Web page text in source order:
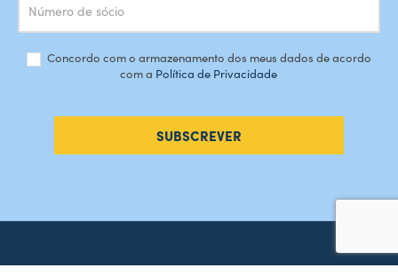
Concordo com o armazenamento dos meus dados de acordo
com a Política de Privacidade
SUBSCREVER